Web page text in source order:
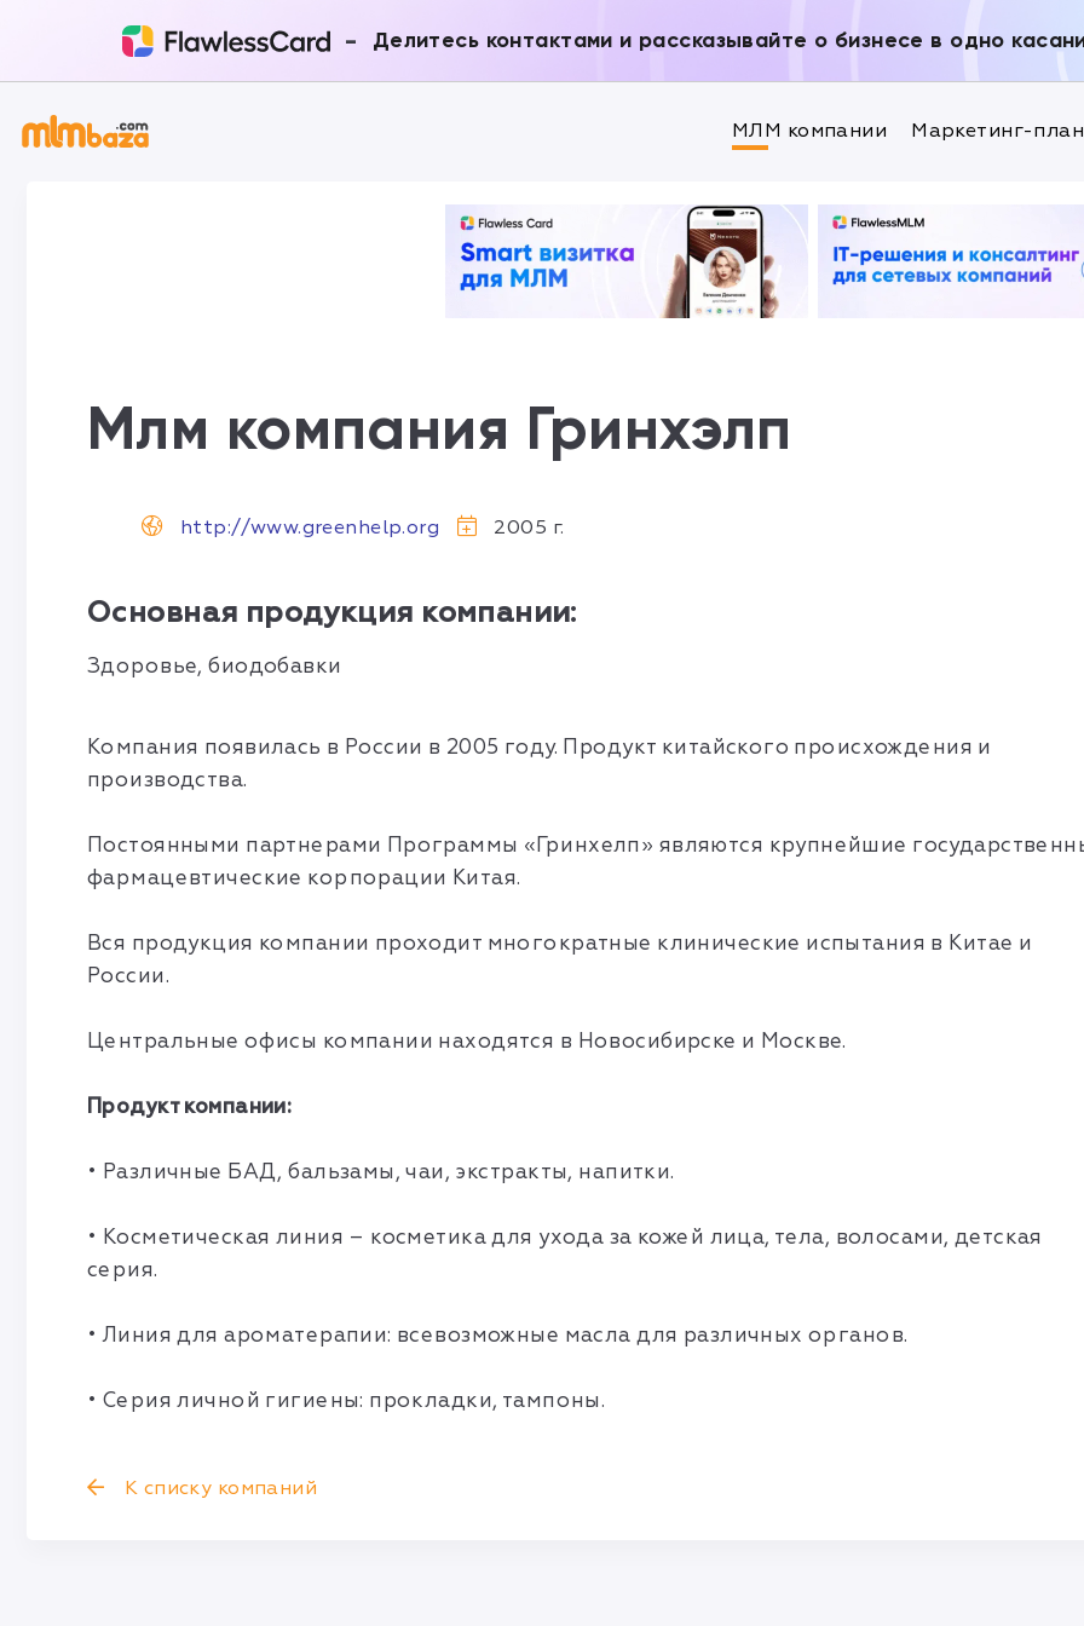
- Делитесь контактами и рассказывайте о бизнесе в одно
МЛМ компании Маркетинг-
Млм компания Гринхэлп
http://www.greenhelp.org 2005 г.
Основная продукция компании:
Здоровье, биодобавки
Компания появилась в России в 2005 году. Продукт китайского происхождения и
производства.
Постоянными партнерами Программы «Гринхелп» являются крупнейшие
фармацевтические корпорации Китая.
Вся продукция компании проходит многократные клинические испытания в Китае и
России.
Центральные офисы компании находятся в Новосибирске и Москве.
Продукт компании:
• Различные БАД, бальзамы, чаи, экстракты, напитки.
• Косметическая линия – косметика для ухода за кожей лица, тела, волосами, детская
серия.
• Линия для ароматерапии: всевозможные масла для различных органов.
• Серия личной гигиены: прокладки, тампоны.
К списку компаний